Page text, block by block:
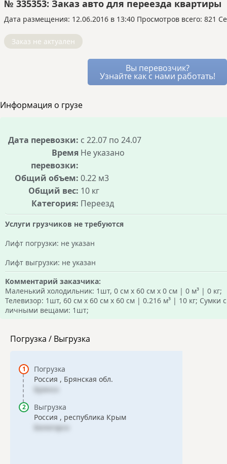
с AI-ассистентом.
машину.
автоматически, и вы оцениваете его работу
только постфактум.
предлагают вам условия через встроенный
мессенджер. Вы видите все варианты и
можете выбирать лучший, устраивая
Благодаря этому стоимость услуг остаётся
как все условия сделки известны заранее.
Перевозка попутной машиной или догрузом
означает, что основная перевозка уже
оставшиеся свободные места в том же
Это позволяет перевозчику снизить для вас
цену, так как его расходы уже частично
покрыты. Вы получаете надёжный транспорт и
№ 335353: Заказ авто для переезда квартиры
Дата размещения: 12.06.2016 в 13:40 Просмотров всего: 821
Заказ не актуален
Вы перевозчик?
Узнайте как с нами работать!
Информация о грузе
Дата перевозки: с 22.07 по 24.07
Время
перевозки:
Не указано
Общий объем: 0.22 м3
Общий вес: 10 кг
Категория: Переезд
Услуги грузчиков не требуются
Лифт погрузки: не указан
Лифт выгрузки: не указан
Комментарий заказчика:
Маленький холодильник: 1шт, 0 см х 60 см х 0 см | 0 м³ | 0 кг;
Телевизор: 1шт, 60 см х 60 см х 60 см | 0.216 м³ | 10 кг; Сумки с
личными вещами: 1шт;
Погрузка / Выгрузка
Погрузка
Россия , Брянская обл.
Брянск
Выгрузка
Россия , республика Крым
Белогорск